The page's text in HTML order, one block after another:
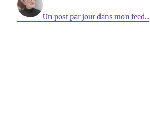
Un post par jour dans mon feed...